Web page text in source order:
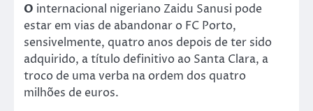
O internacional nigeriano Zaidu Sanusi pode
estar em vias de abandonar o FC Porto,
sensivelmente, quatro anos depois de ter sido
adquirido, a título definitivo ao Santa Clara, a
troco de uma verba na ordem dos quatro
milhões de euros.